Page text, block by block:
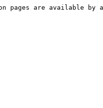
pages are available by